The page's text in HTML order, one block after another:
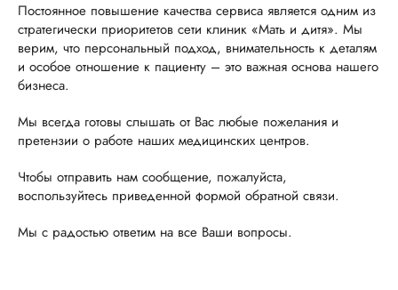
Постоянное повышение качества сервиса является одним из
стратегически приоритетов сети клиник «Мать и дитя». Мы
верим, что персональный подход, внимательность к деталям
и особое отношение к пациенту – это важная основа нашего
бизнеса.
Мы всегда готовы слышать от Вас любые пожелания и
претензии о работе наших медицинских центров.
Чтобы отправить нам сообщение, пожалуйста,
воспользуйтесь приведенной формой обратной связи.
Мы c радостью ответим на все Ваши вопросы.